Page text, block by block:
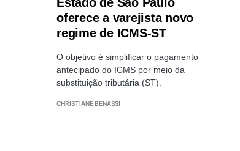
oferece a varejista novo
regime de ICMS-ST
O objetivo é simplificar o pagamento
antecipado do ICMS por meio da
substituição tributária (ST).
CHRISTIANE BENASSI